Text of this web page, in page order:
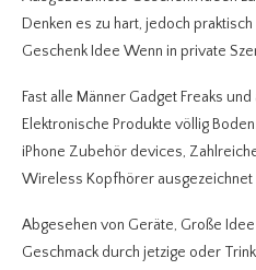
Denken es zu hart, jedoch
Geschenk Idee Wenn in private
Fast alle Männer Gadget Freaks
Elektronische Produkte völlig
iPhone Zubehör devices,
Wireless Kopfhörer ausgezeichnet
Abgesehen von Geräte, Große
Geschmack durch jetzige oder